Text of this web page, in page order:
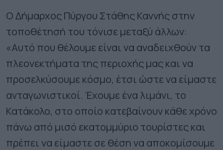
Ο Δήμαρχος Πύργου Στάθης Καννής στην
τοποθέτησή του τόνισε μεταξύ άλλων:
«Αυτό που θέλουμε είναι να αναδειχθούν τα
πλεονεκτήματα της περιοχής μας και να
προσελκύσουμε κόσμο, έτσι ώστε να είμαστε
ανταγωνιστικοί. Έχουμε ένα λιμάνι, το
Κατάκολο, στο οποίο κατεβαίνουν κάθε χρόνο
πάνω από μισό εκατομμύριο τουρίστες και
πρέπει να είμαστε σε θέση να αποκομίσουμε